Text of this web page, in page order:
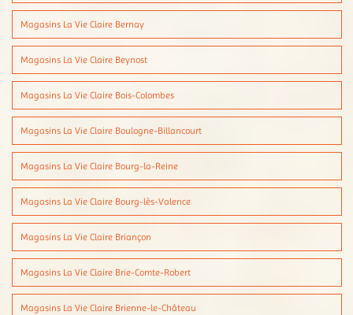
Magasins La Vie Claire Bernay
Magasins La Vie Claire Beynost
Magasins La Vie Claire Bois-Colombes
Magasins La Vie Claire Boulogne-Billancourt
Magasins La Vie Claire Bourg-la-Reine
Magasins La Vie Claire Bourg-lès-Valence
Magasins La Vie Claire Briançon
Magasins La Vie Claire Brie-Comte-Robert
Magasins La Vie Claire Brienne-le-Château